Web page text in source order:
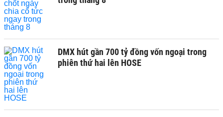
DMX hút gần 700 tỷ đồng vốn ngoại trong
phiên thứ hai lên HOSE